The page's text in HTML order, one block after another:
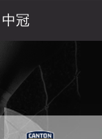
中冠